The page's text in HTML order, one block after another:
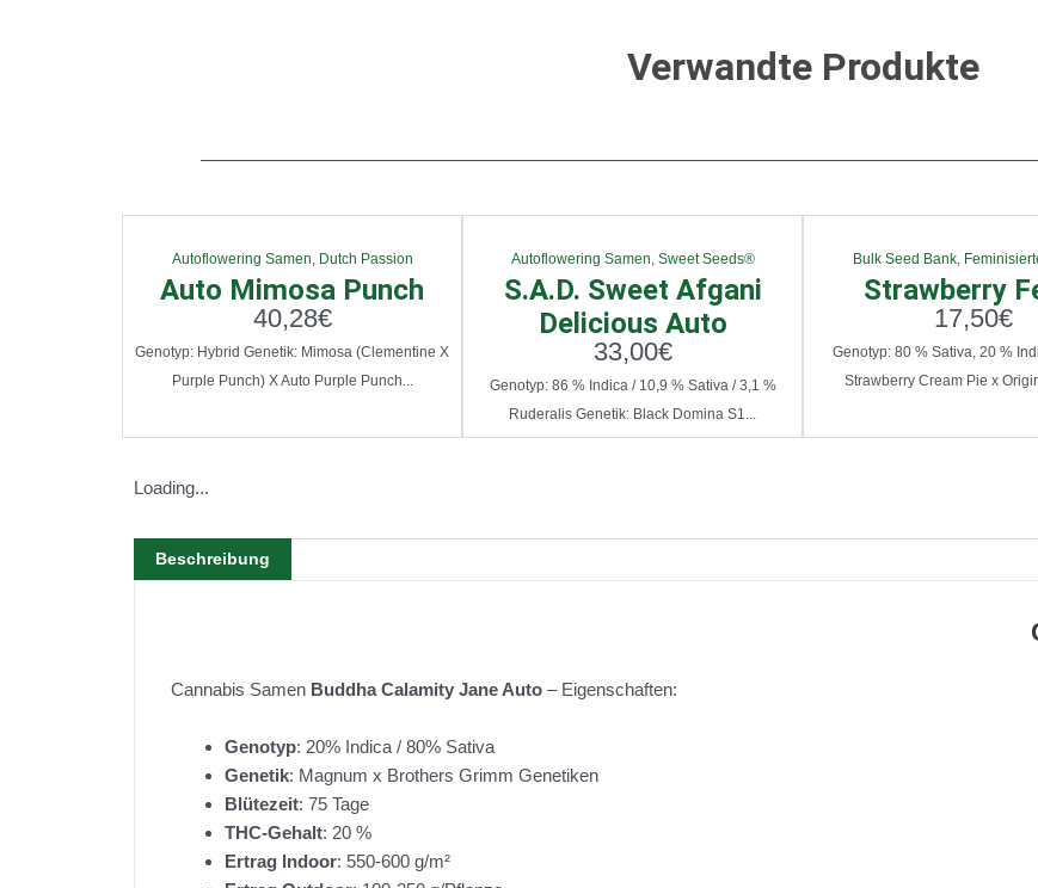
Verwandte Produkte
Autoflowering Samen, Dutch Passion
Auto Mimosa Punch
40,28€
Genotyp: Hybrid Genetik: Mimosa (Clementine X
Purple Punch) X Auto Purple Punch...
Autoflowering Samen, Sweet Seeds®
S.A.D. Sweet Afgani
Delicious Auto
33,00€
Genotyp: 86 % Indica / 10,9 % Sativa / 3,1 %
Ruderalis Genetik: Black Domina S1...
Bulk Seed Bank,
Strawberry
17,50€
Genotyp: 80 % Sativa, 20 %
Strawberry Cream Pie x
Loading...
Beschreibung
Cannabis Samen Buddha Calamity Jane Auto​ – Eigenschaften:
Genotyp: 20% Indica / 80% Sativa
Genetik: Magnum x Brothers Grimm Genetiken
Blütezeit: 75 Tage
THC-Gehalt: 20 %
Ertrag Indoor: 550-600 g/m²